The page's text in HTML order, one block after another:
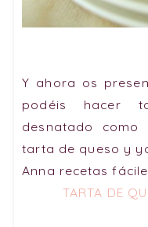
Y ahora os
podéis hacer
desnatado
tarta de queso y
Anna recetas
TARTA DE